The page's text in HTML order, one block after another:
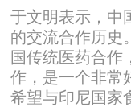
于文明表示，中
的交流合作历史
国传统医药合作
作，是一个非常
希望与印尼国家